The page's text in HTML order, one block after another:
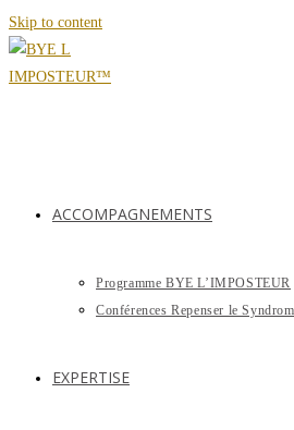
Skip to content
ACCOMPAGNEMENTS
Programme BYE L’IMPOSTEUR
Conférences Repenser le
EXPERTISE